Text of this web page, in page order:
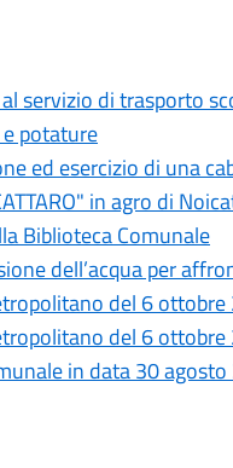
servizio di trasporto
potature
ed esercizio di una
in agro di
Biblioteca Comunale
dell’acqua per
del 6
del 6
in data 30